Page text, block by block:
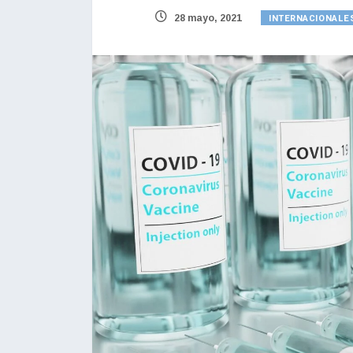
28 mayo, 2021